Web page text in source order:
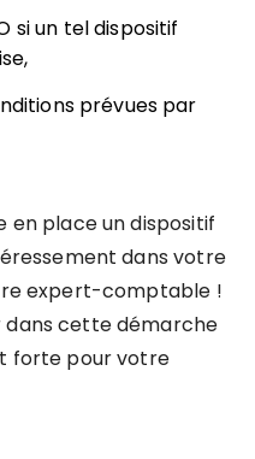
si un tel dispositif
prévues par
en place un dispositif
dans votre
expert-comptable !
dans cette démarche
forte pour votre